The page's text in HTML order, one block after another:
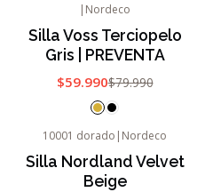
| Nordeco
Silla Voss Terciopelo
Gris | PREVENTA
$59.990$79.990
Agotado
10001 dorado | Nordeco
Silla Nordland Velvet
Beige